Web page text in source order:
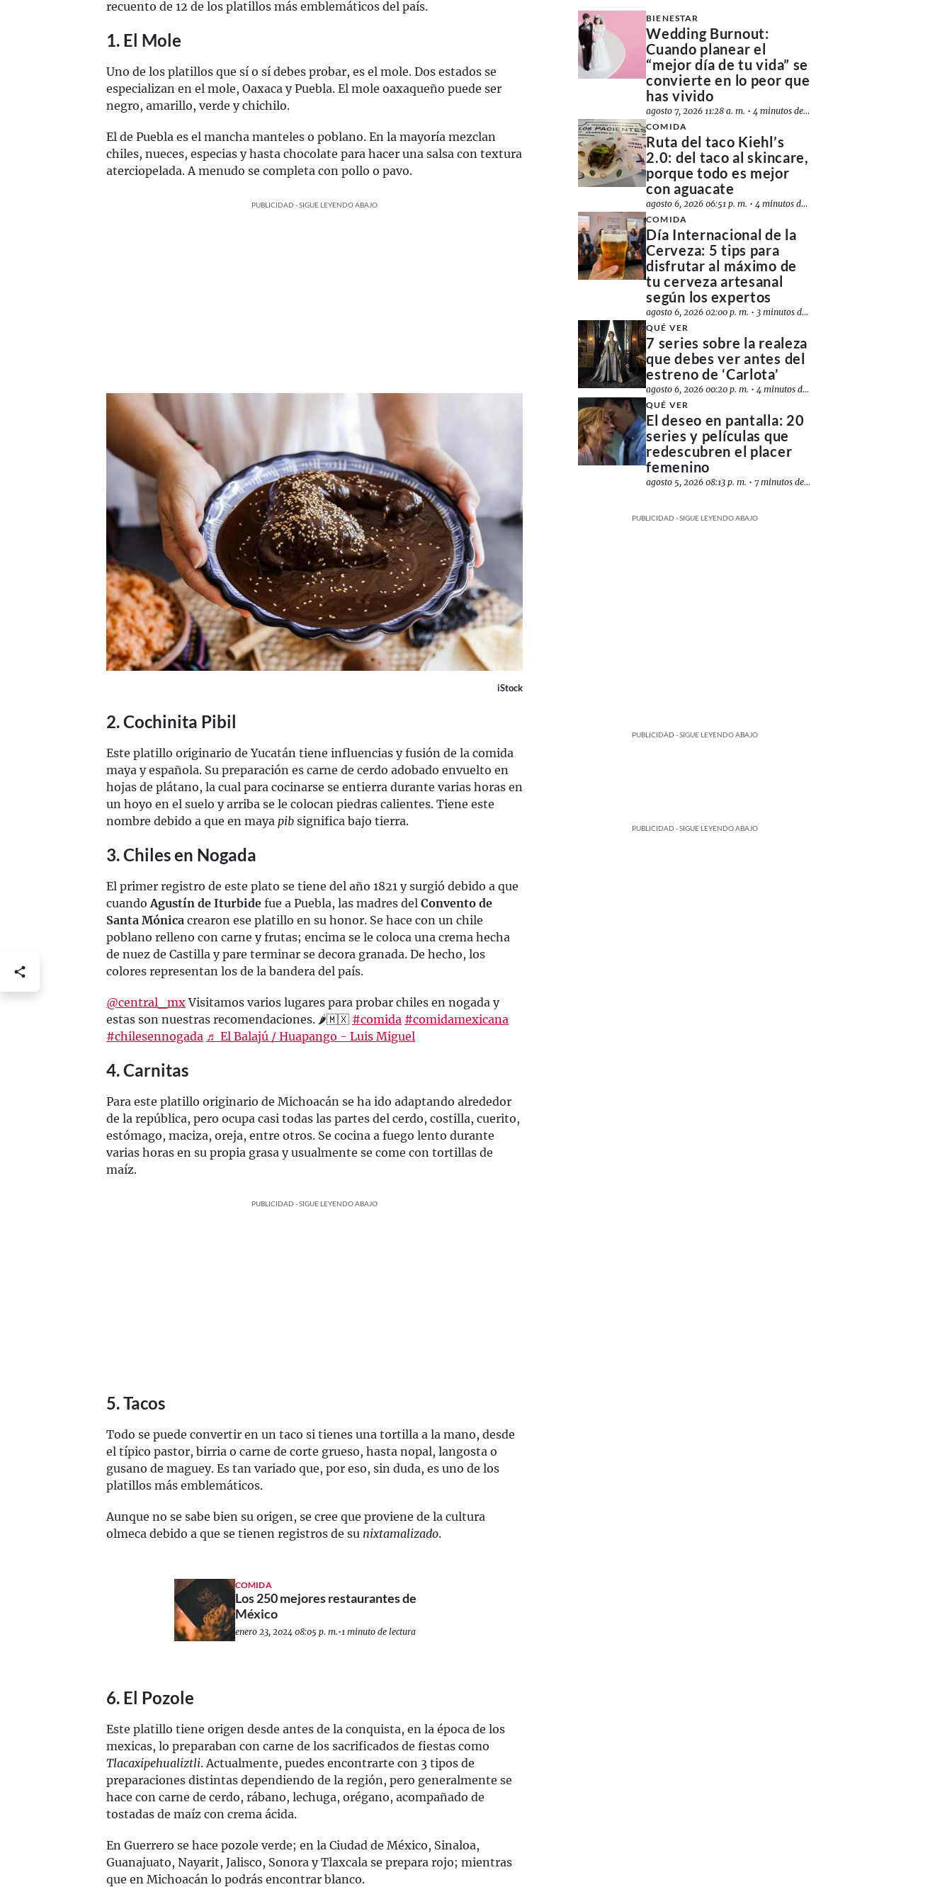
recuento de 12 de los platillos más emblemáticos del país.
1. El Mole
Uno de los platillos que sí o sí debes probar, es el mole. Dos estados se
especializan en el mole, Oaxaca y Puebla. El mole oaxaqueño puede ser
negro, amarillo, verde y chichilo.
El de Puebla es el mancha manteles o poblano. En la mayoría mezclan
chiles, nueces, especias y hasta chocolate para hacer una salsa con textura
aterciopelada. A menudo se completa con pollo o pavo.
PUBLICIDAD - SIGUE LEYENDO ABAJO
iStock
2. Cochinita Pibil
Este platillo originario de Yucatán tiene influencias y fusión de la comida
maya y española. Su preparación es carne de cerdo adobado envuelto en
hojas de plátano, la cual para cocinarse se entierra durante varias horas en
un hoyo en el suelo y arriba se le colocan piedras calientes. Tiene este
nombre debido a que en maya pib significa bajo tierra.
3. Chiles en Nogada
El primer registro de este plato se tiene del año 1821 y surgió debido a que
cuando Agustín de Iturbide fue a Puebla, las madres del Convento de
Santa Mónica crearon ese platillo en su honor. Se hace con un chile
poblano relleno con carne y frutas; encima se le coloca una crema hecha
de nuez de Castilla y pare terminar se decora granada. De hecho, los
colores representan los de la bandera del país.
@central_mxVisitamos varios lugares para probar chiles en nogada y
estas son nuestras recomendaciones. 🌶️🇲🇽 #comida #comidamexicana
#chilesennogada ♬ El Balajú / Huapango - Luis Miguel
4. Carnitas
Para este platillo originario de Michoacán se ha ido adaptando alrededor
de la república, pero ocupa casi todas las partes del cerdo, costilla, cuerito,
estómago, maciza, oreja, entre otros. Se cocina a fuego lento durante
varias horas en su propia grasa y usualmente se come con tortillas de
maíz.
PUBLICIDAD - SIGUE LEYENDO ABAJO
5. Tacos
Todo se puede convertir en un taco si tienes una tortilla a la mano, desde
el típico pastor, birria o carne de corte grueso, hasta nopal, langosta o
gusano de maguey. Es tan variado que, por eso, sin duda, es uno de los
platillos más emblemáticos.
Aunque no se sabe bien su origen, se cree que proviene de la cultura
olmeca debido a que se tienen registros de su nixtamalizado.
COMIDA
Los 250 mejores restaurantes de
México
enero 23, 2024 08:05 p. m.•1 minuto de lectura
6. El Pozole
Este platillo tiene origen desde antes de la conquista, en la época de los
mexicas, lo preparaban con carne de los sacrificados de fiestas como
Tlacaxipehualiztli. Actualmente, puedes encontrarte con 3 tipos de
preparaciones distintas dependiendo de la región, pero generalmente se
hace con carne de cerdo, rábano, lechuga, orégano, acompañado de
tostadas de maíz con crema ácida.
En Guerrero se hace pozole verde; en la Ciudad de México, Sinaloa,
Guanajuato, Nayarit, Jalisco, Sonora y Tlaxcala se prepara rojo; mientras
que en Michoacán lo podrás encontrar blanco.
BIENESTAR
Wedding Burnout:
Cuando planear el
“mejor día de tu vida” se
convierte en lo peor que
has vivido
agosto 7, 2026 11:28 a. m. •4 minutos de lectura
COMIDA
Ruta del taco Kiehl’s
2.0: del taco al skincare,
porque todo es mejor
con aguacate
agosto 6, 2026 06:51 p. m. •4 minutos de lectura
COMIDA
Día Internacional de la
Cerveza: 5 tips para
disfrutar al máximo de
tu cerveza artesanal
según los expertos
agosto 6, 2026 02:00 p. m. • 3 minutos de lectura
QUÉ VER
7 series sobre la realeza
que debes ver antes del
estreno de ‘Carlota’
agosto 6, 2026 00:20 p. m. •4 minutos de lectura
QUÉ VER
El deseo en pantalla: 20
series y películas que
redescubren el placer
femenino
agosto 5, 2026 08:13 p. m. •7 minutos de lectura
PUBLICIDAD - SIGUE LEYENDO ABAJO
PUBLICIDAD - SIGUE LEYENDO ABAJO
PUBLICIDAD - SIGUE LEYENDO ABAJO